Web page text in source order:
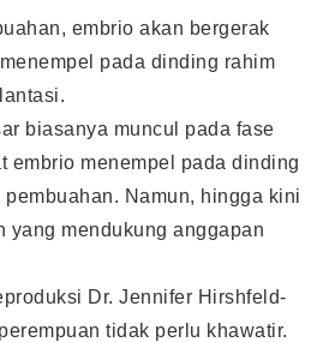
embrio akan bergerak
pada dinding rahim
biasanya muncul pada fase
embrio menempel pada dinding
Namun, hingga kini
yang mendukung anggapan
Dr. Jennifer Hirshfeld-
tidak perlu khawatir.